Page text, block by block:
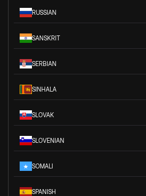
RUSSIAN
SANSKRIT
SERBIAN
SINHALA
SLOVAK
SLOVENIAN
SOMALI
SPANISH